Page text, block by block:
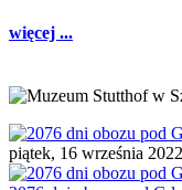
więcej ...
piątek, 16 września